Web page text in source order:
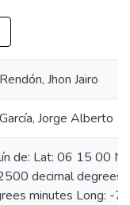
Jhon Jairo
Jorge Alberto
de: Lat: 06 15 00 N
decimal
minutes Long: -